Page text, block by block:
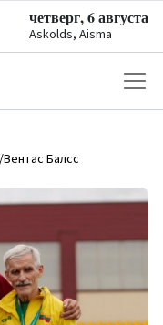
четверг, 6 августа
Askolds, Aisma
Балсс